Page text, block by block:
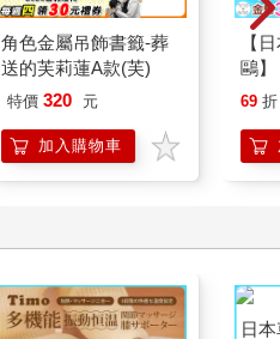
角色金屬吊飾書籤-葬
送的芙莉蓮A款(芙)
特價 320 元
加入購物車
【
鷗
(8款
企鵝
69 折